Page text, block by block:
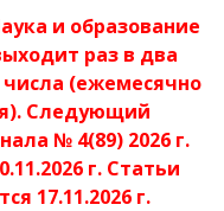
и образование
раз в два
числа (ежемесячно
Следующий
№ 4(89) 2026 г.
г. Статьи
17.11.2026 г.